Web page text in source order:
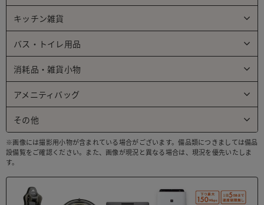
キッチン雑貨
バス・トイレ用品
消耗品・雑貨小物
アメニティバッグ
その他
※画像には撮影用小物が含まれている場合がございます。備品類につきましては備品
設備覧をご確認ください。また、画像が現況と異なる場合は、現況を優先いたしま
す。